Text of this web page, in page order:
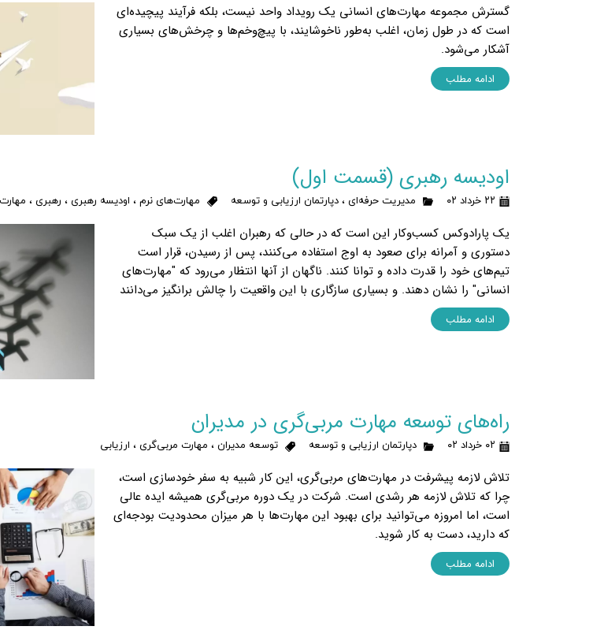
گسترش مجموعه مهارت‌های انسانی یک رویداد واحد نیست، بلکه فرآیند پیچیده‌ای
است که در طول زمان، اغلب به‌طور ناخوشایند، با پیچ‌وخم‌ها و چرخش‌های بسیاری
آشکار می‌شود.
ادامه مطلب
اودیسه رهبری (قسمت اول)
۲۲ خرداد ۰۲ مدیریت حرفه‌ای ، دپارتمان ارزیابی و توسعه مهارت‌های نرم ، اودیسه رهبری ، رهبری ،
یک پارادوکس کسب‌وکار این است که در حالی که رهبران اغلب از یک سبک
دستوری و آمرانه برای صعود به اوج استفاده می‌کنند، پس از رسیدن، قرار است
تیم‌های خود را قدرت داده و توانا کنند. ناگهان از آنها انتظار می‌رود که "مهارت‌های
انسانی" را نشان دهند. و بسیاری سازگاری با این واقعیت را چالش برانگیز می‌دانند
ادامه مطلب
راه‌های توسعه مهارت مربی‌گری در مدیران
۰۲ خرداد ۰۲ دپارتمان ارزیابی و توسعه توسعه مدیران ، مهارت مربی‌گری ، ارزیابی
تلاش لازمه‌ پیشرفت در مهارت‌های مربی‌گری، این کار شبیه به سفر خودسازی است،
چرا که تلاش لازمه هر رشدی است. شرکت در یک دوره مربی‌گری همیشه ایده عالی
است، اما امروزه می‌توانید برای بهبود این مهارت‌ها با هر میزان محدودیت بودجه‌ای
که دارید، دست به کار شوید.
ادامه مطلب